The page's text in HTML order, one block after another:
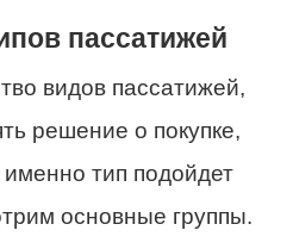
пассатижей
видов пассатижей,
решение о покупке,
тип подойдет
основные группы.